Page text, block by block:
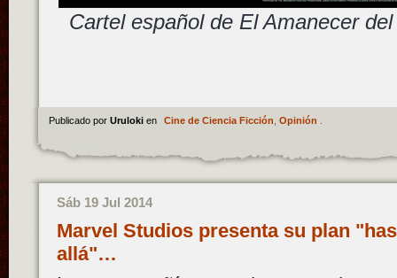
Cartel español de El Amanecer
Publicado por Uruloki en Cine de Ciencia Ficción Opinión
Sáb 19 Jul 2014
Marvel Studios presenta su plan
allá"…